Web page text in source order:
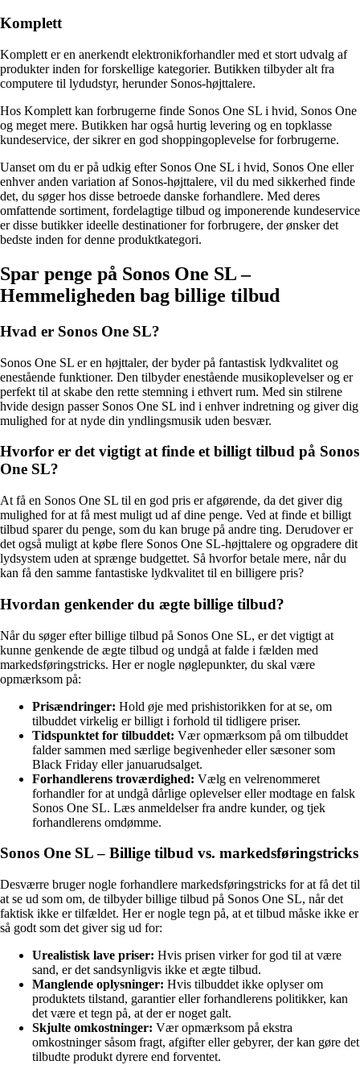
Komplett
Komplett er en anerkendt elektronikforhandler med et stort udvalg af
produkter inden for forskellige kategorier. Butikken tilbyder alt fra
computere til lydudstyr, herunder Sonos-højttalere.
Hos Komplett kan forbrugerne finde Sonos One SL i hvid, Sonos One
og meget mere. Butikken har også hurtig levering og en topklasse
kundeservice, der sikrer en god shoppingoplevelse for forbrugerne.
Uanset om du er på udkig efter Sonos One SL i hvid, Sonos One eller
enhver anden variation af Sonos-højttalere, vil du med sikkerhed finde
det, du søger hos disse betroede danske forhandlere. Med deres
omfattende sortiment, fordelagtige tilbud og imponerende kundeservice
er disse butikker ideelle destinationer for forbrugere, der ønsker det
bedste inden for denne produktkategori.
Spar penge på Sonos One SL –
Hemmeligheden bag billige tilbud
Hvad er Sonos One SL?
Sonos One SL er en højttaler, der byder på fantastisk lydkvalitet og
enestående funktioner. Den tilbyder enestående musikoplevelser og er
perfekt til at skabe den rette stemning i ethvert rum. Med sin stilrene
hvide design passer Sonos One SL ind i enhver indretning og giver dig
mulighed for at nyde din yndlingsmusik uden besvær.
Hvorfor er det vigtigt at finde et billigt tilbud på Sonos
One SL?
At få en Sonos One SL til en god pris er afgørende, da det giver dig
mulighed for at få mest muligt ud af dine penge. Ved at finde et billigt
tilbud sparer du penge, som du kan bruge på andre ting. Derudover er
det også muligt at købe flere Sonos One SL-højttalere og opgradere dit
lydsystem uden at sprænge budgettet. Så hvorfor betale mere, når du
kan få den samme fantastiske lydkvalitet til en billigere pris?
Hvordan genkender du ægte billige tilbud?
Når du søger efter billige tilbud på Sonos One SL, er det vigtigt at
kunne genkende de ægte tilbud og undgå at falde i fælden med
markedsføringstricks. Her er nogle nøglepunkter, du skal være
opmærksom på:
Prisændringer: Hold øje med prishistorikken for at se, om
tilbuddet virkelig er billigt i forhold til tidligere priser.
Tidspunktet for tilbuddet: Vær opmærksom på om tilbuddet
falder sammen med særlige begivenheder eller sæsoner som
Black Friday eller januarudsalget.
Forhandlerens troværdighed: Vælg en velrenommeret
forhandler for at undgå dårlige oplevelser eller modtage en falsk
Sonos One SL. Læs anmeldelser fra andre kunder, og tjek
forhandlerens omdømme.
Sonos One SL – Billige tilbud vs. markedsføringstricks
Desværre bruger nogle forhandlere markedsføringstricks for at få det til
at se ud som om, de tilbyder billige tilbud på Sonos One SL, når det
faktisk ikke er tilfældet. Her er nogle tegn på, at et tilbud måske ikke er
så godt som det giver sig ud for:
Urealistisk lave priser: Hvis prisen virker for god til at være
sand, er det sandsynligvis ikke et ægte tilbud.
Manglende oplysninger: Hvis tilbuddet ikke oplyser om
produktets tilstand, garantier eller forhandlerens politikker, kan
det være et tegn på, at der er noget galt.
Skjulte omkostninger: Vær opmærksom på ekstra
omkostninger såsom fragt, afgifter eller gebyrer, der kan gøre det
tilbudte produkt dyrere end forventet.